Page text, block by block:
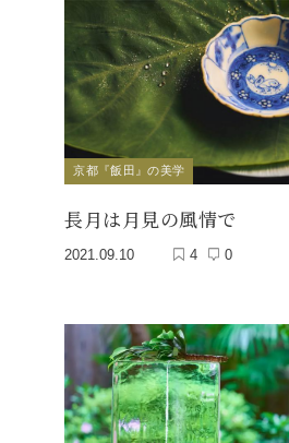
京都『飯田』の美学
長月は月見の風情で
2021.09.10 4 0